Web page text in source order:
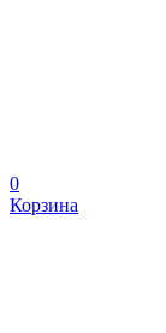
0
Корзина